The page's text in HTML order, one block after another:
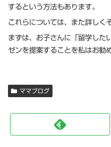
するという方法もあります。
これらについては、また詳しく
まずは、お子さんに「留学した
ゼンを提案することを私はお勧
ママブログ